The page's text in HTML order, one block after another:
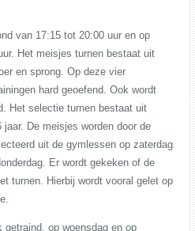
van 17:15 tot 20:00 uur en op
Het meisjes turnen bestaat uit
en sprong. Op deze vier
hard geoefend. Ook wordt
Het selectie turnen bestaat uit
De meisjes worden door de
uit de gymlessen op zaterdag
Er wordt gekeken of de
turnen. Hierbij wordt vooral gelet op
getraind, op woensdag en op